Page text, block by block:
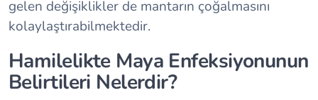
gelen değişiklikler de mantarın çoğalmasını
kolaylaştırabilmektedir.
Hamilelikte Maya Enfeksiyonunun
Belirtileri Nelerdir?